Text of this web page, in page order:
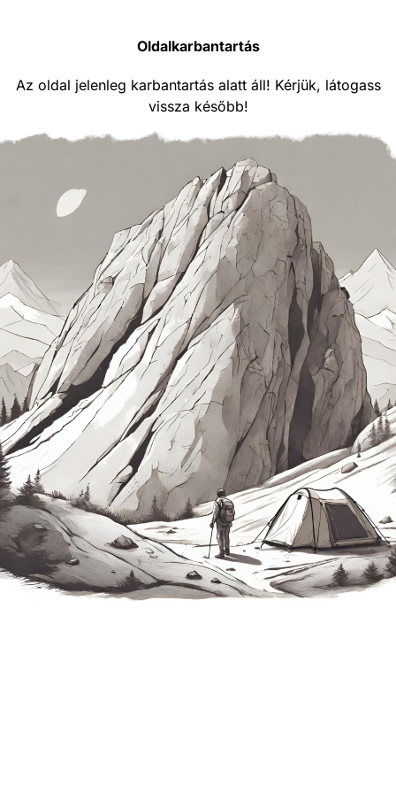
Oldalkarbantartás
Az oldal jelenleg karbantartás alatt áll! Kérjük, látogass
vissza később!